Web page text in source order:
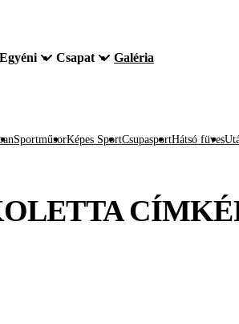
Egyéni Csapat Galéria
SportműsorKépes SportCsupasportHátsó füves